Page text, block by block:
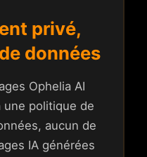
privé,
données
Ophelia AI
politique de
aucun de
IA générées